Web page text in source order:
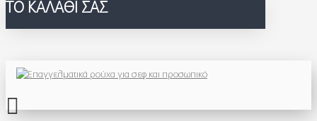
ΤΟ ΚΑΛΆΘΙ ΣΑΣ